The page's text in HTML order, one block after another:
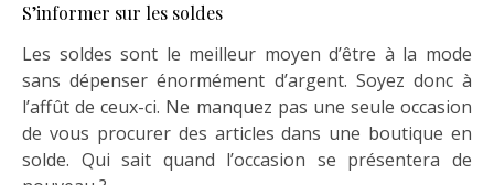
S’informer sur les soldes
Les soldes sont le meilleur moyen d’être à la mode
sans dépenser énormément d’argent. Soyez donc à
l’affût de ceux-ci. Ne manquez pas une seule occasion
de vous procurer des articles dans une boutique en
solde. Qui sait quand l’occasion se présentera de